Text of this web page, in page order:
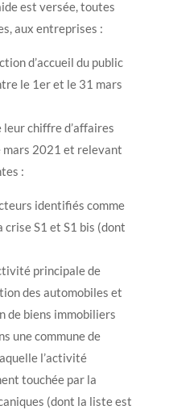
est versée, toutes
aux entreprises :
d’accueil du public
le 1er et le 31 mars
leur chiffre d’affaires
mars 2021 et relevant
:
identifiés comme
S1 et S1 bis (dont
principale de
des automobiles et
de biens immobiliers
une commune de
l’activité
touchée par la
(dont la liste est